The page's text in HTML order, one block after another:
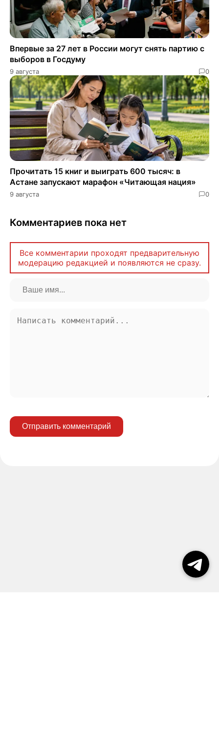
Впервые за 27 лет в России могут снять партию с
выборов в Госдуму
9 августа 0
Прочитать 15 книг и выиграть 600 тысяч: в
Астане запускают марафон «Читающая нация»
9 августа 0
Комментариев пока нет
Все комментарии проходят предварительную
модерацию редакцией и появляются не сразу.
Отправить комментарий